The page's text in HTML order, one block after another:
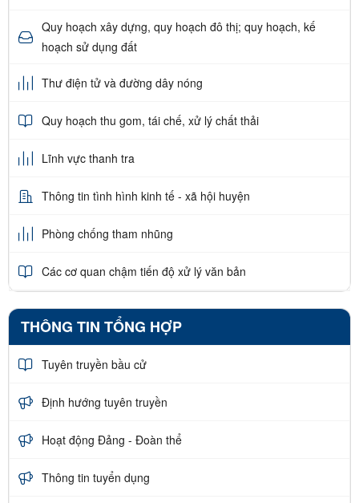
Quy hoạch xây dựng, quy hoạch đô thị; quy hoạch, kế
hoạch sử dụng đất
Thư điện tử và đường dây nóng
Quy hoạch thu gom, tái chế, xử lý chất thải
Lĩnh vực thanh tra
Thông tin tình hình kinh tế - xã hội huyện
Phòng chống tham nhũng
Các cơ quan chậm tiến độ xử lý văn bản
THÔNG TIN TỔNG HỢP
Tuyên truyền bầu cử
Định hướng tuyên truyền
Hoạt động Đảng - Đoàn thể
Thông tin tuyển dụng